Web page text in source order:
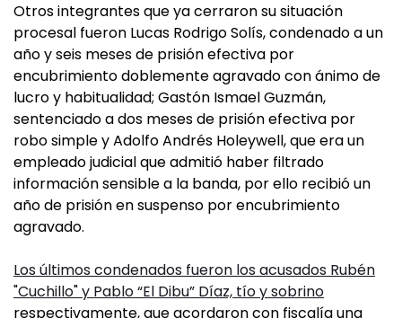
Otros integrantes que ya cerraron su situación
procesal fueron Lucas Rodrigo Solís, condenado a un
año y seis meses de prisión efectiva por
encubrimiento doblemente agravado con ánimo de
lucro y habitualidad; Gastón Ismael Guzmán,
sentenciado a dos meses de prisión efectiva por
robo simple y Adolfo Andrés Holeywell, que era un
empleado judicial que admitió haber filtrado
información sensible a la banda, por ello recibió un
año de prisión en suspenso por encubrimiento
agravado.
Los últimos condenados fueron los acusados Rubén
"Cuchillo" y Pablo “El Dibu” Díaz, tío y sobrino
respectivamente, que acordaron con fiscalía una